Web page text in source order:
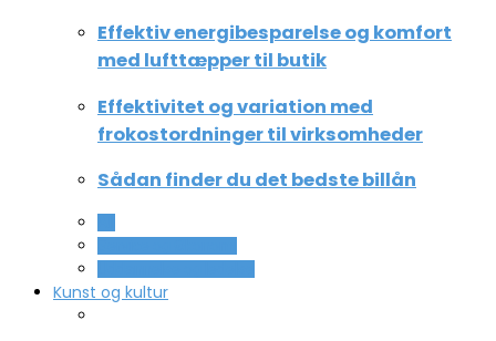
Effektiv energibesparelse og komfort
med lufttæpper til butik
Effektivitet og variation med
frokostordninger til virksomheder
Sådan finder du det bedste billån
Kunst og kultur